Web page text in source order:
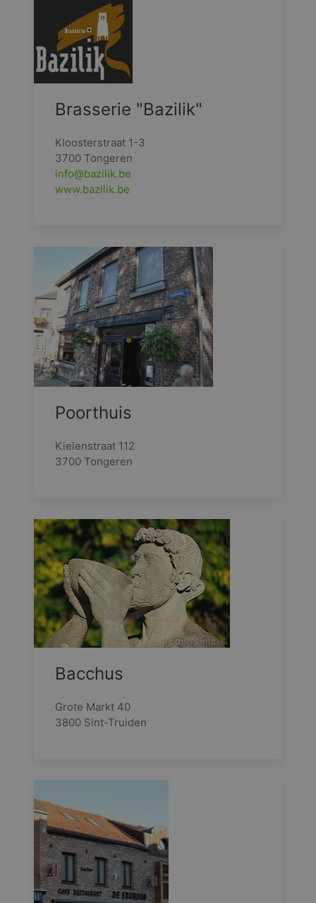
Brasserie "Bazilik"
Kloosterstraat 1-3
3700 Tongeren
info@bazilik.be
www.bazilik.be
Poorthuis
Kielenstraat 112
3700 Tongeren
Bacchus
Grote Markt 40
3800 Sint-Truiden